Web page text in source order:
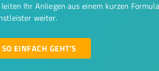
Ihr Anliegen aus einem kurzen
weiter.
SO EINFACH GEHT'S